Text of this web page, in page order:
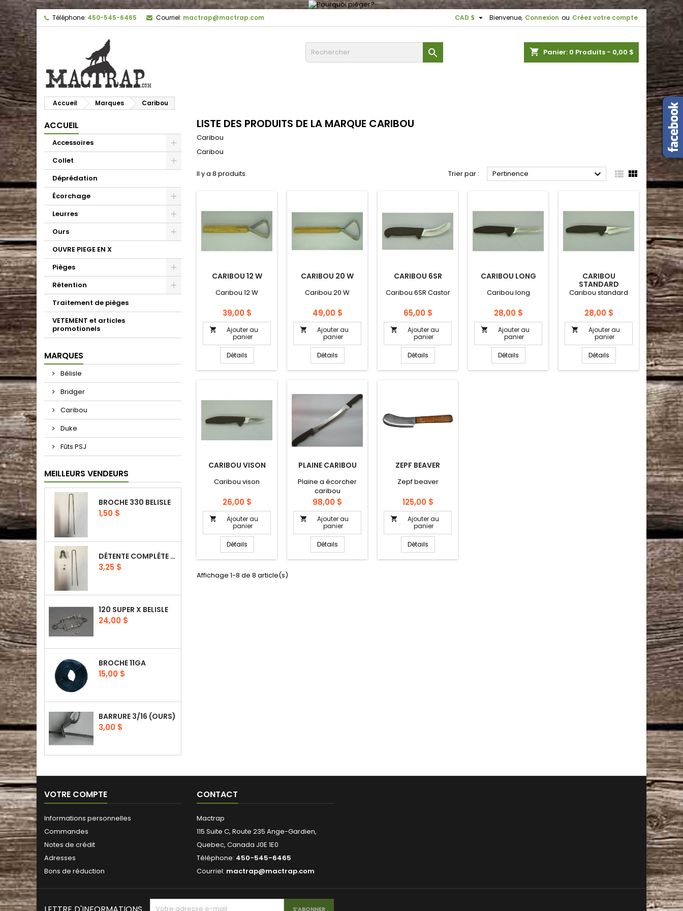
Téléphone: 450-545-6465 Courriel: mactrap@mactrap.com Bienvenue, Connexion ou Créez votre compte
CAD $ 
shopping_cart Panier: 0 Produits - 0,00 $

Accueil Marques Caribou
ACCUEIL
Accessoires
Collet
Déprédation
Écorchage
Leurres
Ours
OUVRE PIEGE EN X
Pièges
Rétention
Traitement de pièges
VETEMENT et articles
promotionels
MARQUES
Bélisle
Bridger
Caribou
Duke
Fûts PSJ
MEILLEURS VENDEURS
BROCHE 330 BELISLE
Prix
1,50 $
DÉTENTE COMPLÈTE 330 BELISLE
Prix
3,25 $
120 SUPER X BELISLE
Prix
24,00 $
BROCHE 11GA
Prix
15,00 $
BARRURE 3/16 (OURS)
Prix
3,00 $
LISTE DES PRODUITS DE LA MARQUE CARIBOU
Caribou
Caribou
Il y a 8 produits. Trier par : Pertinence   
CARIBOU 12 W
Caribou 12 W
Prix
39,00 $

Ajouter au
panier
Détails
CARIBOU 20 W
Caribou 20 W
Prix
49,00 $

Ajouter au
panier
Détails
CARIBOU 6SR
Caribou 6SR Castor
Prix
65,00 $

Ajouter au
panier
Détails
CARIBOU LONG
Caribou long
Prix
28,00 $

Ajouter au
panier
Détails
CARIBOU
STANDARD
Caribou standard
Prix
28,00 $

Ajouter au
panier
Détails
CARIBOU VISON
Caribou vison
Prix
26,00 $

Ajouter au
panier
Détails
PLAINE CARIBOU
Plaine a écorcher
caribou
Prix
98,00 $

Ajouter au
panier
Détails
ZEPF BEAVER
Zepf beaver
Prix
125,00 $

Ajouter au
panier
Détails
Affichage 1-8 de 8 article(s)
VOTRE COMPTE
Informations personnelles
Commandes
Notes de crédit
Adresses
Bons de réduction
CONTACT
Mactrap
115 Suite C, Route 235 Ange-Gardien,
Quebec, Canada J0E 1E0
Téléphone: 450-545-6465
Courriel: mactrap@mactrap.com